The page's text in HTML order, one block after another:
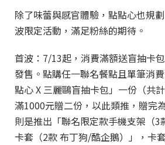
除了味蕾與感官體驗，點點心也規
波限定活動，滿足粉絲的期待。
首波：7/13起，消費滿額送盲抽卡
發售。點購任一聯名餐點且單筆消
點心 X 三麗鷗盲抽卡包」一份（共
滿1000元贈二份，以此類推，贈完
則是推出「聯名限定款手機支架（3
卡套（2款 布丁狗/酷企鵝）」，卡